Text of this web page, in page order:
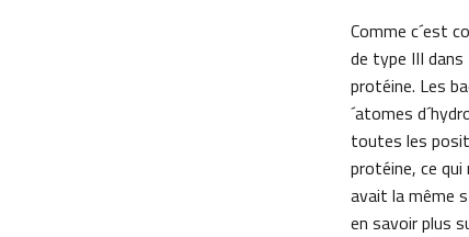
Comme c´est
de type III dans
protéine. Les
´atomes
toutes les
protéine, ce
avait la même
en savoir plus